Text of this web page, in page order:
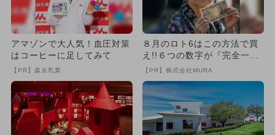
アマゾンで大人気！血圧対策
はコーヒーに足してみて
【PR】森永乳業
８月のロト6はこの方法で買
え!!６つの数字が『完全一
致』する方法
【PR】株式会社MURA